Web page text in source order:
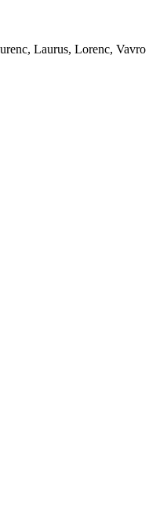
Laurus, Lorenc, Vavro